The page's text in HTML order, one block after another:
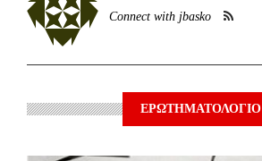
Connect with jbasko
ΕΡΩΤΗΜΑΤΟΛΟΓΙΟ